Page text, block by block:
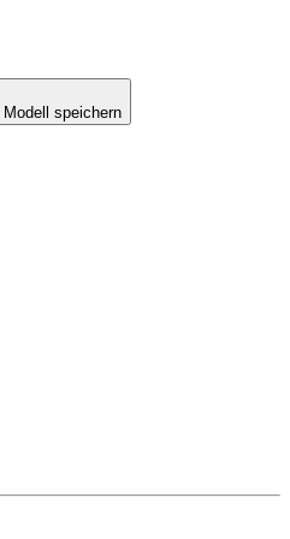
Modell speichern